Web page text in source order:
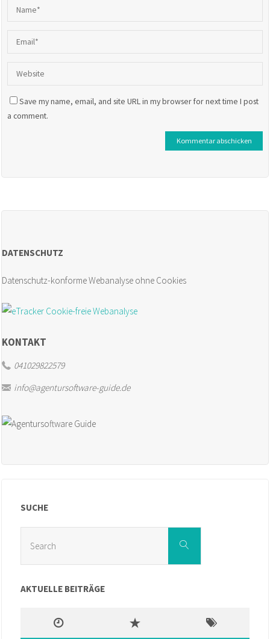
Save my name, email, and site URL in my browser for next time I post
a comment.
DATENSCHUTZ
Datenschutz-konforme Webanalyse ohne Cookies
KONTAKT
041029822579
info@agentursoftware-guide.de
SUCHE
Search
AKTUELLE BEITRÄGE